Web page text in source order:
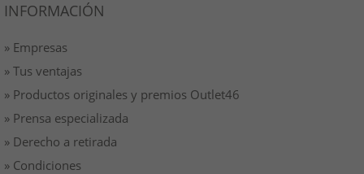
INFORMACIÓN
» Empresas
» Tus ventajas
» Productos originales y premios Outlet46
» Prensa especializada
» Derecho a retirada
» Condiciones